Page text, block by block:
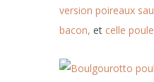
version poireaux
bacon, et celle